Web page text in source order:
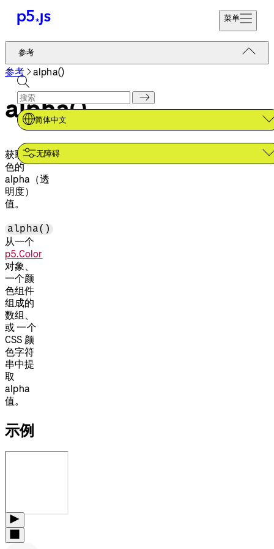
菜单
教程
示例
贡献
社区
关于
开始编码
参考
简体中文
无障碍
参考 alpha()
alpha()
获取颜
色的
alpha（透
明度）
值。
alpha()
从一个
p5.Color
对象、
一个颜
色组件
组成的
数组、
或 一个
CSS 颜
色字符
串中提
取
alpha
值。
示例